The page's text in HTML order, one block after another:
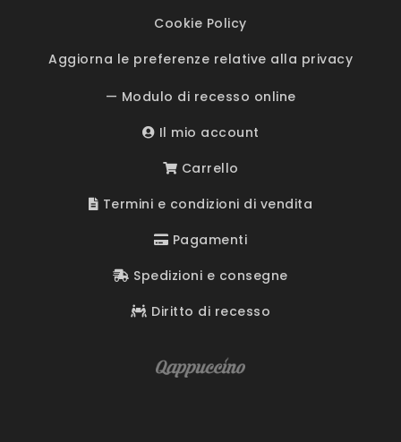
Cookie Policy
Aggiorna le preferenze relative alla privacy
— Modulo di recesso online
Il mio account
Carrello
Termini e condizioni di vendita
Pagamenti
Spedizioni e consegne
Diritto di recesso